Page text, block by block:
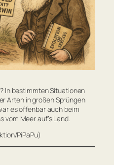
In bestimmten Situationen
Arten in großen Sprüngen
es offenbar auch beim
vom Meer auf’s Land.
PiPaPu)